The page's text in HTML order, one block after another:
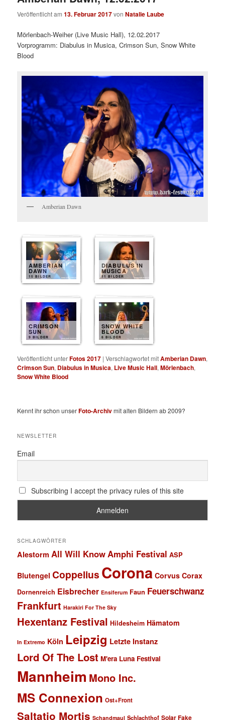
Veröffentlicht am13. Februar 2017vonNatalie Laube
Mörlenbach-Weiher (Live Music Hall), 12.02.2017
Vorprogramm: Diabulus in Musica, Crimson Sun, Snow White
Blood
Amberian Dawn
AMBERIAN
DAWN
15 BILDER
DIABULUS IN
MUSICA
11 BILDER
CRIMSON
SUN
9 BILDER
SNOW WHITE
BLOOD
8 BILDER
Veröffentlicht unterFotos 2017 |Verschlagwortet mitAmberian Dawn,
Crimson Sun, Diabulus in Musica, Live Music Hall,Mörlenbach,
Snow White Blood
Kennt ihr schon unserFoto-Archivmit alten Bildern ab 2009?
NEWSLETTER
Email
Subscribing I accept the privacy rules of this site
SCHLAGWÖRTER
Alestorm All Will Know Amphi Festival ASP
Blutengel Coppelius Corona Corvus Corax
Dornenreich Eisbrecher Ensiferum Faun Feuerschwanz
Frankfurt Harakiri For The Sky
Hexentanz Festival Hildesheim Hämatom
In Extremo Köln Leipzig Letzte Instanz
Lord Of The Lost M'era Luna Festival
Mannheim Mono Inc.
MS Connexion Ost+Front
Saltatio Mortis Schandmaul Schlachthof Solar Fake